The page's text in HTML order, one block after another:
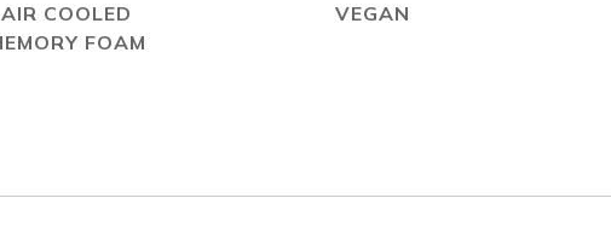
AIR COOLED
FOAM
VEGAN